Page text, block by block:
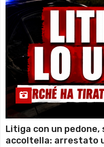
Litiga con un pedone,
accoltella: arrestato